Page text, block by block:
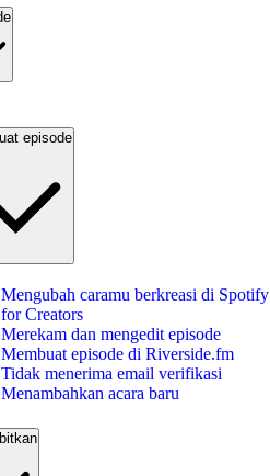
episode
Mengubah caramu berkreasi di Spotify
for Creators
Merekam dan mengedit episode
Membuat episode di Riverside.fm
Tidak menerima email verifikasi
Menambahkan acara baru